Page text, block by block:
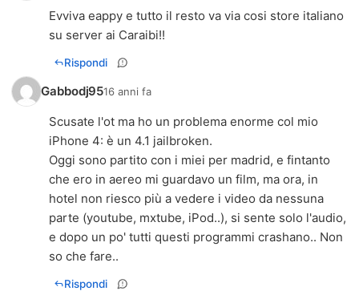
Evviva eappy e tutto il resto va via cosi store italiano
su server ai Caraibi!!
Rispondi
Gabbodj9516 anni fa
Scusate l'ot ma ho un problema enorme col mio
iPhone 4: è un 4.1 jailbroken.
Oggi sono partito con i miei per madrid, e fintanto
che ero in aereo mi guardavo un film, ma ora, in
hotel non riesco più a vedere i video da nessuna
parte (youtube, mxtube, iPod..), si sente solo l'audio,
e dopo un po' tutti questi programmi crashano.. Non
so che fare..
Rispondi